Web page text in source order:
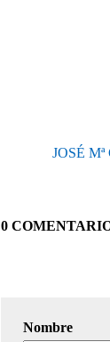
JOSÉ
0
Nombre